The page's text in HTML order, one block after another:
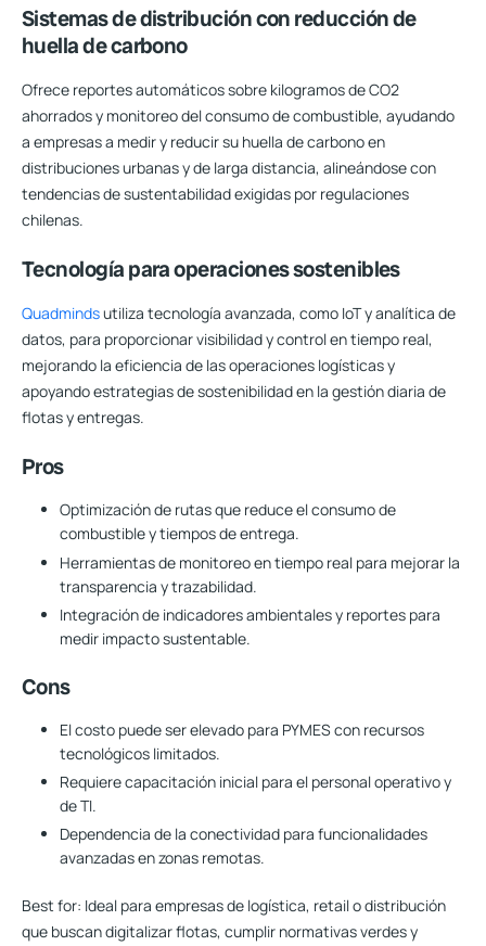
Sistemas de distribución con reducción de
huella de carbono
Ofrece reportes automáticos sobre kilogramos de CO2
ahorrados y monitoreo del consumo de combustible, ayudando
a empresas a medir y reducir su huella de carbono en
distribuciones urbanas y de larga distancia, alineándose con
tendencias de sustentabilidad exigidas por regulaciones
chilenas.
Tecnología para operaciones sostenibles
Quadmindsutiliza tecnología avanzada, como IoT y analítica de
datos, para proporcionar visibilidad y control en tiempo real,
mejorando la eficiencia de las operaciones logísticas y
apoyando estrategias de sostenibilidad en la gestión diaria de
flotas y entregas.
Pros
Optimización de rutas que reduce el consumo de
combustible y tiempos de entrega.
Herramientas de monitoreo en tiempo real para mejorar la
transparencia y trazabilidad.
Integración de indicadores ambientales y reportes para
medir impacto sustentable.
Cons
El costo puede ser elevado para PYMES con recursos
tecnológicos limitados.
Requiere capacitación inicial para el personal operativo y
de TI.
Dependencia de la conectividad para funcionalidades
avanzadas en zonas remotas.
Best for: Ideal para empresas de logística, retail o distribución
que buscan digitalizar flotas, cumplir normativas verdes y